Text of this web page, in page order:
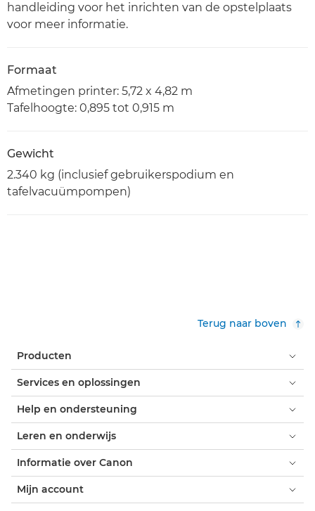
handleiding voor het inrichten van de opstelplaats
voor meer informatie.
Formaat
Afmetingen printer: 5,72 x 4,82 m
Tafelhoogte: 0,895 tot 0,915 m
Gewicht
2.340 kg (inclusief gebruikerspodium en
tafelvacuümpompen)
Terug naar boven
Producten
Services en oplossingen
Help en ondersteuning
Leren en onderwijs
Informatie over Canon
Mijn account